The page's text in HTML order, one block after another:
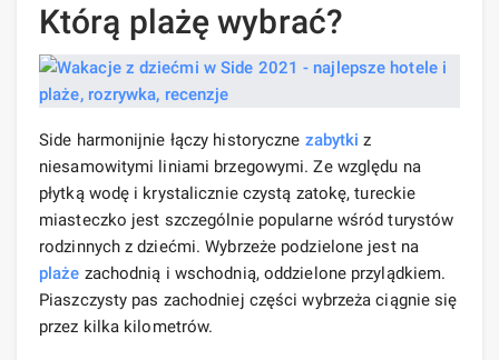
Którą plażę wybrać?
Side harmonijnie łączy historyczne zabytki z
niesamowitymi liniami brzegowymi. Ze względu na
płytką wodę i krystalicznie czystą zatokę, tureckie
miasteczko jest szczególnie popularne wśród turystów
rodzinnych z dziećmi. Wybrzeże podzielone jest na
plaże zachodnią i wschodnią, oddzielone przylądkiem.
Piaszczysty pas zachodniej części wybrzeża ciągnie się
przez kilka kilometrów.